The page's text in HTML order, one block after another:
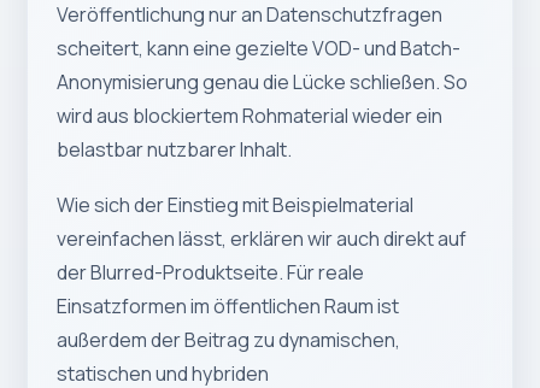
Veröffentlichung nur an Datenschutzfragen
scheitert, kann eine gezielte VOD- und Batch-
Anonymisierung genau die Lücke schließen. So
wird aus blockiertem Rohmaterial wieder ein
belastbar nutzbarer Inhalt.
Wie sich der Einstieg mit Beispielmaterial
vereinfachen lässt, erklären wir auch direkt auf
derBlurred-Produktseite. Für reale
Einsatzformen im öffentlichen Raum ist
außerdem der Beitrag zudynamischen,
statischen und hybriden